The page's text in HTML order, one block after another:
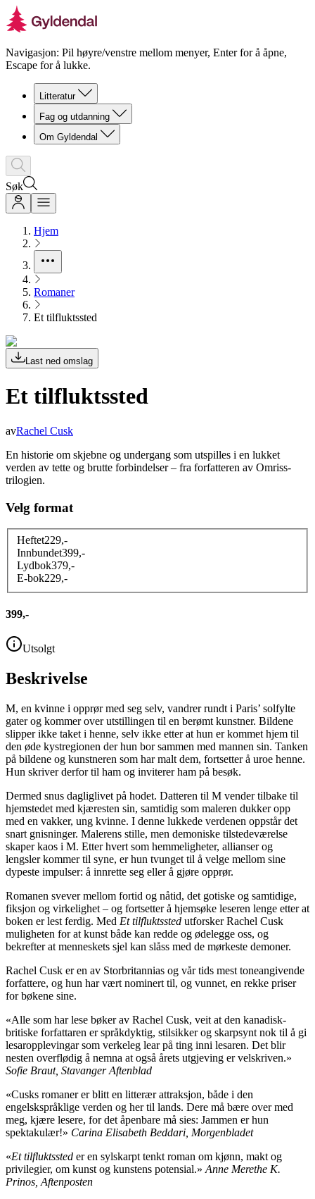
Navigasjon: Pil høyre/venstre mellom menyer, Enter for å åpne,
Escape for å lukke.
Litteratur
Fag og utdanning
Om Gyldendal
Søk
Hjem
Romaner
Et tilfluktssted
Last ned omslag
Et tilfluktssted
avRachel Cusk
En historie om skjebne og undergang som utspilles i en lukket
verden av tette og brutte forbindelser – fra forfatteren av Omriss-
trilogien.
Velg format
Heftet229,-
Innbundet399,-
Lydbok379,-
E-bok229,-
399,-
Utsolgt
Beskrivelse
M, en kvinne i opprør med seg selv, vandrer rundt i Paris’ solfylte
gater og kommer over utstillingen til en berømt kunstner. Bildene
slipper ikke taket i henne, selv ikke etter at hun er kommet hjem til
den øde kystregionen der hun bor sammen med mannen sin. Tanken
på bildene og kunstneren som har malt dem, fortsetter å uroe henne.
Hun skriver derfor til ham og inviterer ham på besøk.
Dermed snus dagliglivet på hodet. Datteren til M vender tilbake til
hjemstedet med kjæresten sin, samtidig som maleren dukker opp
med en vakker, ung kvinne. I denne lukkede verdenen oppstår det
snart gnisninger. Malerens stille, men demoniske tilstedeværelse
skaper kaos i M. Etter hvert som hemmeligheter, allianser og
lengsler kommer til syne, er hun tvunget til å velge mellom sine
dypeste impulser: å innrette seg eller å gjøre opprør.
Romanen svever mellom fortid og nåtid, det gotiske og samtidige,
fiksjon og virkelighet – og fortsetter å hjemsøke leseren lenge etter at
boken er lest ferdig. Med Et tilfluktssted utforsker Rachel Cusk
muligheten for at kunst både kan redde og ødelegge oss, og
bekrefter at menneskets sjel kan slåss med de mørkeste demoner.
Rachel Cusk er en av Storbritannias og vår tids mest toneangivende
forfattere, og hun har vært nominert til, og vunnet, en rekke priser
for bøkene sine.
«Alle som har lese bøker av Rachel Cusk, veit at den kanadisk-
britiske forfattaren er språkdyktig, stilsikker og skarpsynt nok til å gi
lesaropplevingar som verkeleg lear på ting inni lesaren. Det blir
nesten overflødig å nemna at også årets utgjeving er velskriven.»
Sofie Braut, Stavanger Aftenblad
«Cusks romaner er blitt en litterær attraksjon, både i den
engelskspråklige verden og her til lands. Dere må bære over med
meg, kjære lesere, for det åpenbare må sies: Jammen er hun
spektakulær!» Carina Elisabeth Beddari, Morgenbladet
«Et tilfluktssted er en sylskarpt tenkt roman om kjønn, makt og
privilegier, om kunst og kunstens potensial.» Anne Merethe K.
Prinos, Aftenposten